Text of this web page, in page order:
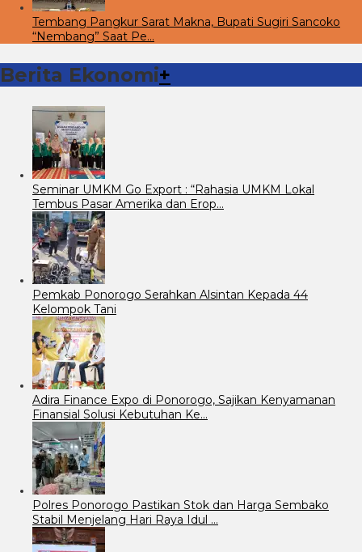
Tembang Pangkur Sarat Makna, Bupati Sugiri Sancoko
“Nembang” Saat Pe…
Berita Ekonomi+
Seminar UMKM Go Export : “Rahasia UMKM Lokal
Tembus Pasar Amerika dan Erop…
Pemkab Ponorogo Serahkan Alsintan Kepada 44
Kelompok Tani
Adira Finance Expo di Ponorogo, Sajikan Kenyamanan
Finansial Solusi Kebutuhan Ke…
Polres Ponorogo Pastikan Stok dan Harga Sembako
Stabil Menjelang Hari Raya Idul …